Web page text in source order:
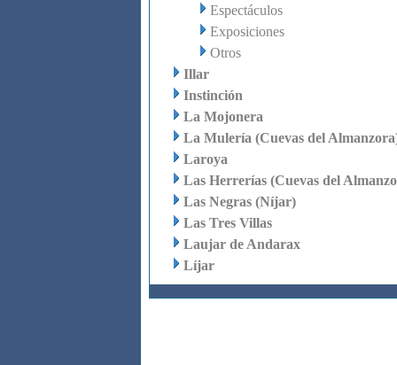
Espectáculos
Exposiciones
Otros
Illar
Instinción
La Mojonera
La Mulería (Cuevas del
Laroya
Las Herrerías (Cuevas del
Las Negras (Níjar)
Las Tres Villas
Laujar de Andarax
Líjar